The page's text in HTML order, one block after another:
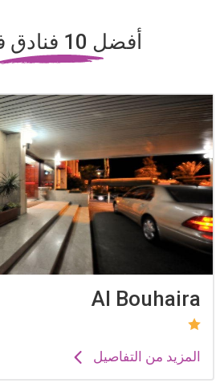
أفضل 10 فنادق في أبها
Al Bouhaira
المزيد من التفاصيل